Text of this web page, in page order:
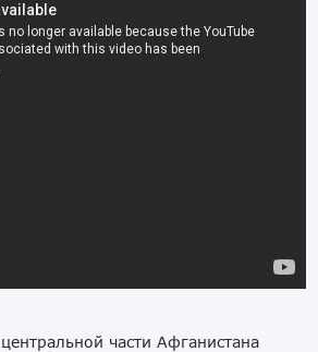
части Афганистана